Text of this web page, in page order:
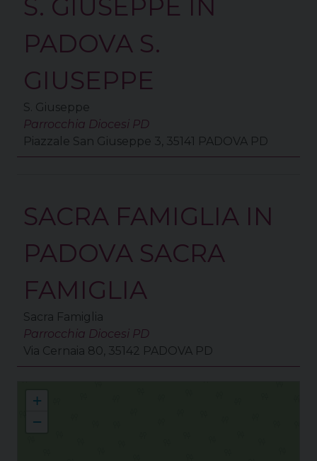
S. GIUSEPPE IN
PADOVA S.
GIUSEPPE
S. Giuseppe
Parrocchia Diocesi PD
Piazzale San Giuseppe 3, 35141 PADOVA PD
SACRA FAMIGLIA IN
PADOVA SACRA
FAMIGLIA
Sacra Famiglia
Parrocchia Diocesi PD
Via Cernaia 80, 35142 PADOVA PD
+
−